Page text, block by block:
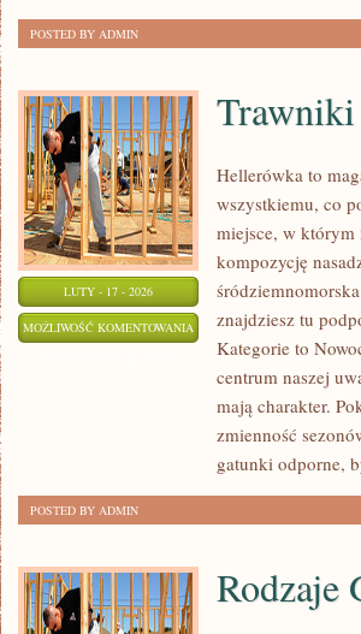
POSTED BY ADMIN
LUTY - 17 - 2026
MOŻLIWOŚĆ KOMENTOWANIA TRAWNIKI
MURAWY
Hellerówka to
wszystkiemu, co
miejsce, w którym
kompozycję
znajdziesz tu
Kategorie to
centrum naszej
mają charakter.
zmienność
gatunki odporne,
POSTED BY ADMIN
Rodzaje